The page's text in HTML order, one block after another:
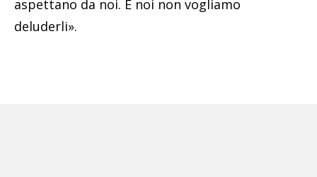
aspettano da noi. E noi non vogliamo
deluderli».